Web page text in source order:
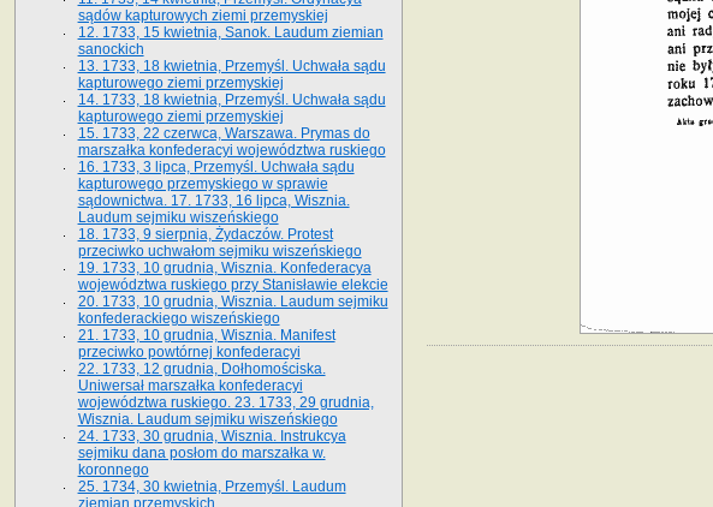
sądów kapturowych ziemi przemyskiej
12. 1733, 15 kwietnia, Sanok. Laudum ziemian
sanockich
13. 1733, 18 kwietnia, Przemyśl. Uchwała sądu
kapturowego ziemi przemyskiej
14. 1733, 18 kwietnia, Przemyśl. Uchwała sądu
kapturowego ziemi przemyskiej
15. 1733, 22 czerwca, Warszawa. Prymas do
marszałka konfederacyi województwa ruskiego
16. 1733, 3 lipca, Przemyśl. Uchwała sądu
kapturowego przemyskiego w sprawie
sądownictwa. 17. 1733, 16 lipca, Wisznia.
Laudum sejmiku wiszeńskiego
18. 1733, 9 sierpnia, Żydaczów. Protest
przeciwko uchwałom sejmiku wiszeńskiego
19. 1733, 10 grudnia, Wisznia. Konfederacya
województwa ruskiego przy Stanisławie elekcie
20. 1733, 10 grudnia, Wisznia. Laudum sejmiku
konfederackiego wiszeńskiego
21. 1733, 10 grudnia, Wisznia. Manifest
przeciwko powtórnej konfederacyi
22. 1733, 12 grudnia, Dołhomościska.
Uniwersał marszałka konfederacyi
województwa ruskiego. 23. 1733, 29 grudnia,
Wisznia. Laudum sejmiku wiszeńskiego
24. 1733, 30 grudnia, Wisznia. Instrukcya
sejmiku dana posłom do marszałka w.
koronnego
25. 1734, 30 kwietnia, Przemyśl. Laudum
ziemian przemyskich